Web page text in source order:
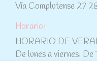
Vía Complutense 27
Horario:
HORARIO DE
De lunes a viernes: